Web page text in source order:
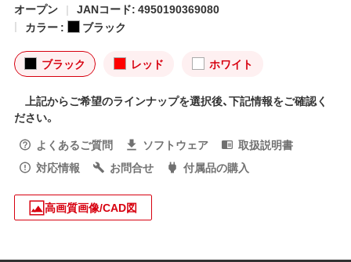
オープン
JANコード: 4950190369080
カラー :
ブラック
ブラック レッド ホワイト
上記からご希望のラインナップを選択後、下記情報をご確認く
ださい。
よくあるご質問
ソフトウェア
取扱説明書
対応情報
お問合せ 付属品の購入
高画質画像/CAD図